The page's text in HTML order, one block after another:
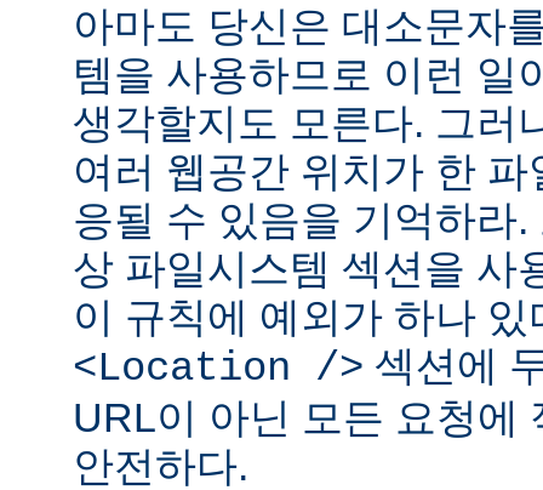
아마도 당신은 대소문자
템을 사용하므로 이런 일
생각할지도 모른다. 그러
여러 웹공간 위치가 한
응될 수 있음을 기억하라
상 파일시스템 섹션을 사
이 규칙에 예외가 하나
<Location /> 섹션에
URL이 아닌 모든 요청에
안전하다.